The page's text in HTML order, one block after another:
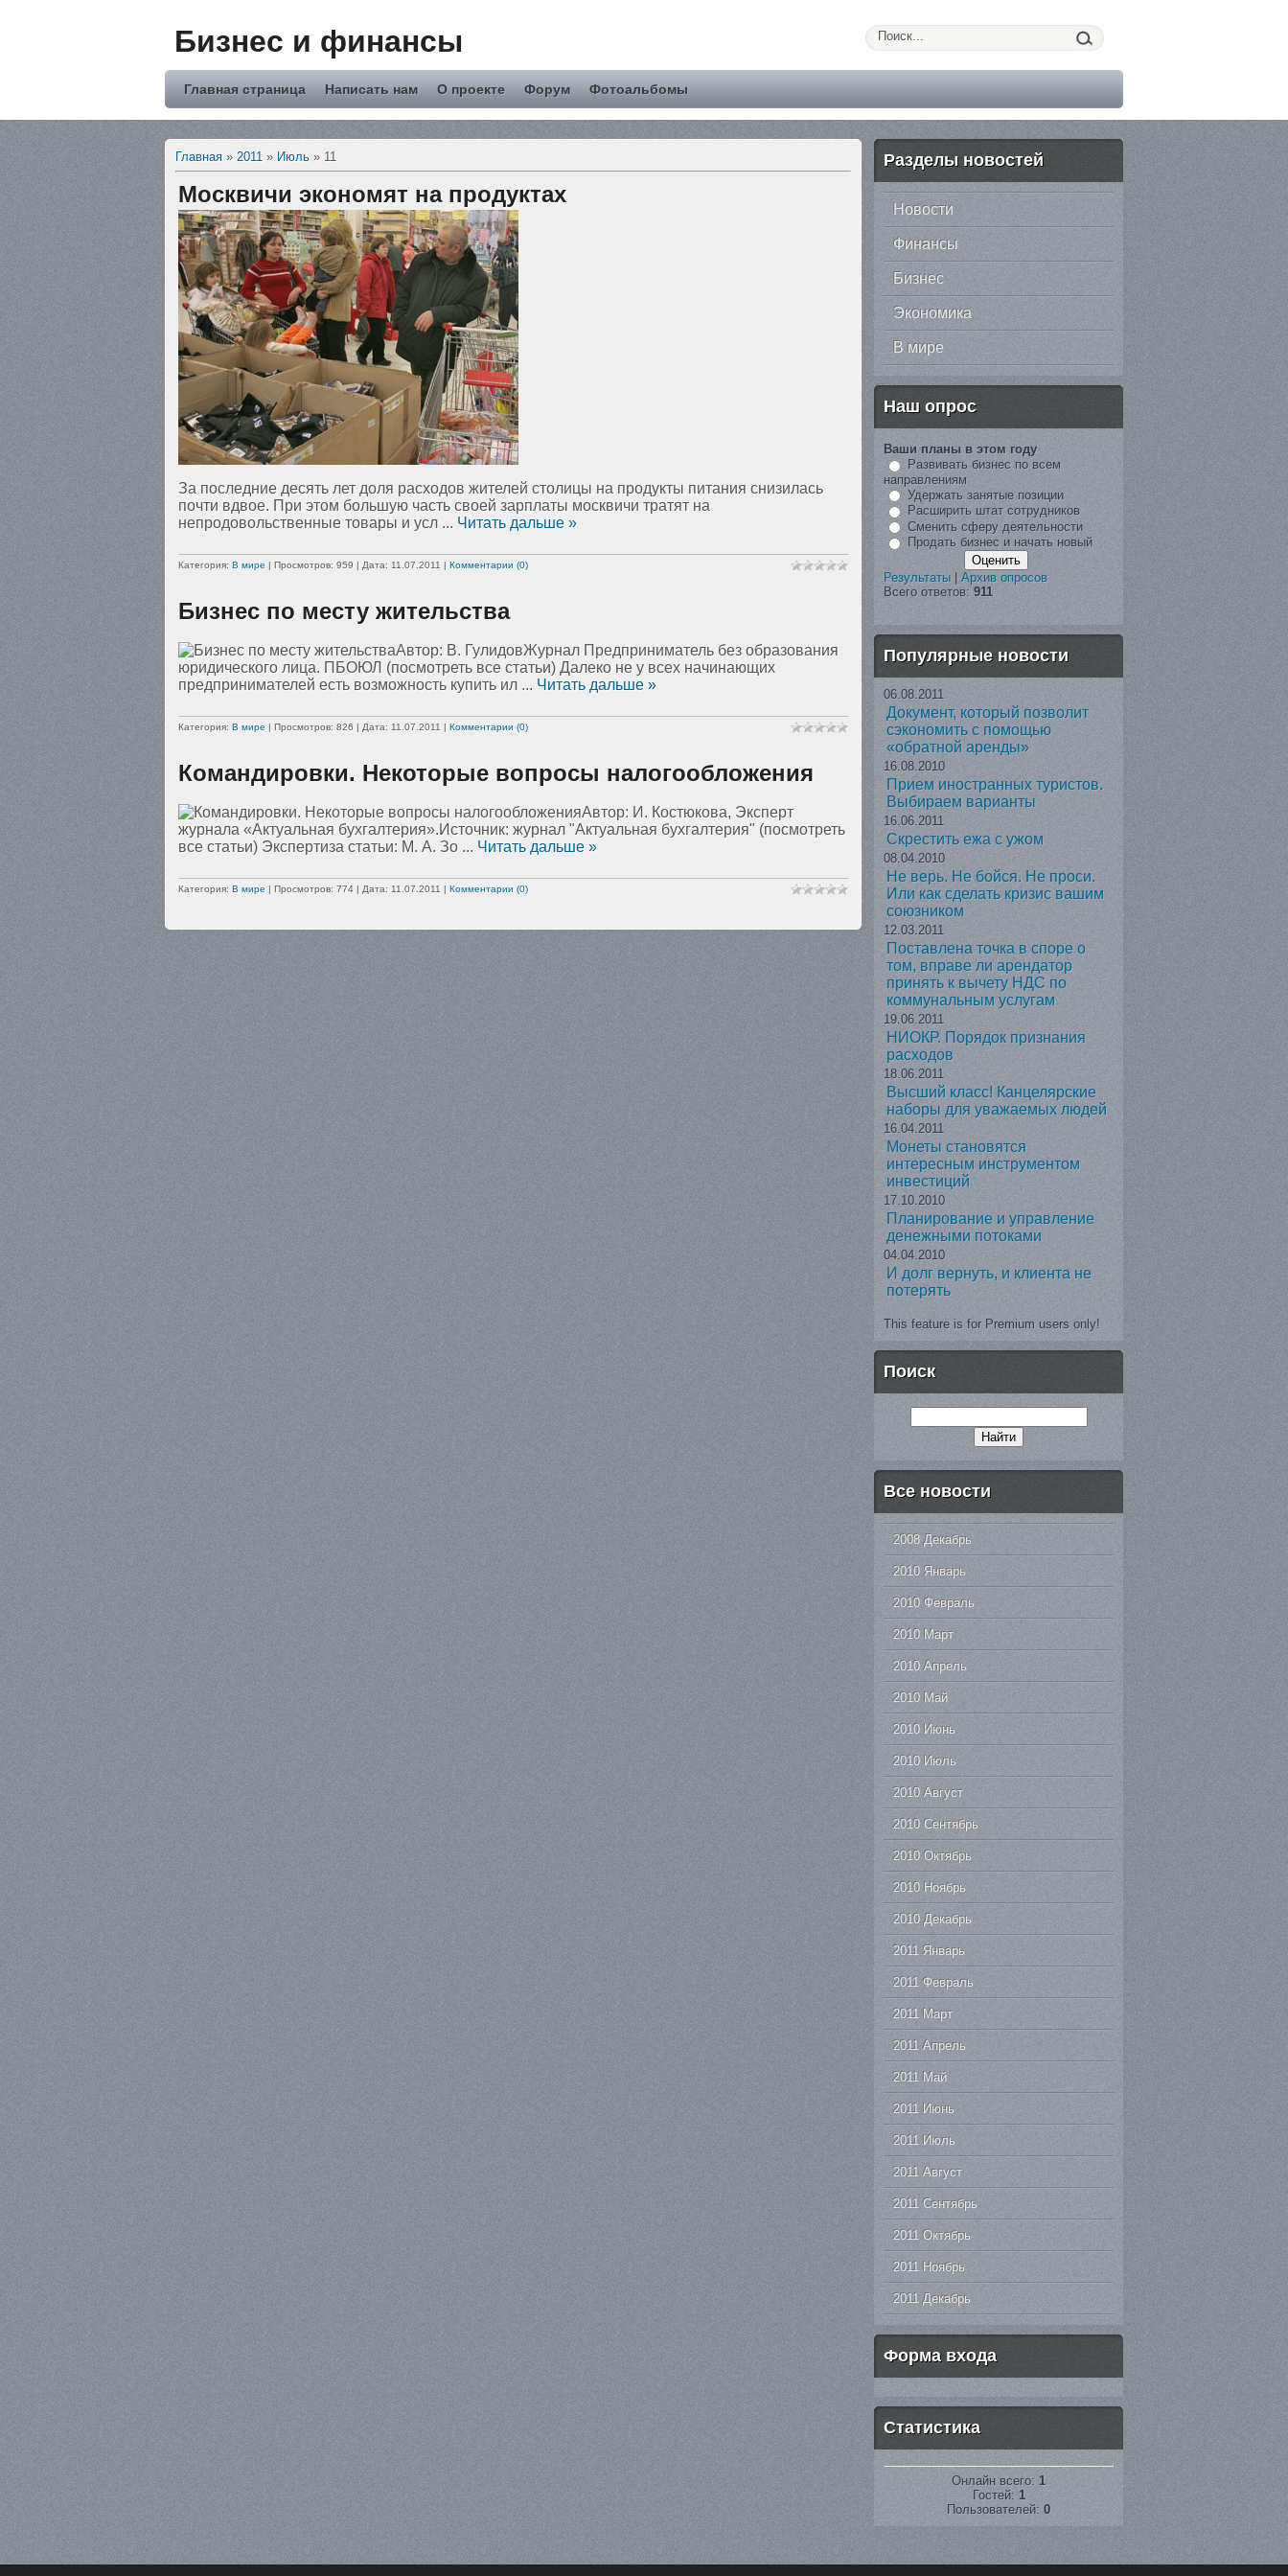
Бизнес и финансы
Главная страница Написать нам О проекте Форум Фотоальбомы
Главная » 2011 » Июль » 11
Москвичи экономят на продуктах
За последние десять лет доля расходов жителей столицы на продукты питания снизилась
почти вдвое. При этом большую часть своей зарплаты москвичи тратят на
непродовольственные товары и усл ... Читать дальше »
Категория: В мире | Просмотров: 959 | Дата: 11.07.2011 | Комментарии (0)
Бизнес по месту жительства
Автор: В. ГулидовЖурнал Предприниматель без образования
юридического лица. ПБОЮЛ (посмотреть все статьи) Далеко не у всех начинающих
предпринимателей есть возможность купить ил ... Читать дальше »
Категория: В мире | Просмотров: 826 | Дата: 11.07.2011 | Комментарии (0)
Командировки. Некоторые вопросы налогообложения
Автор: И. Костюкова, Эксперт
журнала «Актуальная бухгалтерия».Источник: журнал "Актуальная бухгалтерия" (посмотреть
все статьи) Экспертиза статьи: М. А. Зо ... Читать дальше »
Категория: В мире | Просмотров: 774 | Дата: 11.07.2011 | Комментарии (0)
Разделы новостей
Новости
Финансы
Бизнес
Экономика
В мире
Наш опрос
Ваши планы в этом году
Развивать бизнес по всем
направлениям
Удержать занятые позиции
Расширить штат сотрудников
Сменить сферу деятельности
Продать бизнес и начать новый
Результаты
Архив опросов
Всего ответов: 911
Популярные новости
06.08.2011
Документ, который позволит
сэкономить с помощью
«обратной аренды»
16.08.2010
Прием иностранных туристов.
Выбираем варианты
16.06.2011
Скрестить ежа с ужом
08.04.2010
Не верь. Не бойся. Не проси.
Или как сделать кризис вашим
союзником
12.03.2011
Поставлена точка в споре о
том, вправе ли арендатор
принять к вычету НДС по
коммунальным услугам
19.06.2011
НИОКР. Порядок признания
расходов
18.06.2011
Высший класс! Канцелярские
наборы для уважаемых людей
16.04.2011
Монеты становятся
интересным инструментом
инвестиций
17.10.2010
Планирование и управление
денежными потоками
04.04.2010
И долг вернуть, и клиента не
потерять
This feature is for Premium users only!
Поиск
Все новости
2008 Декабрь
2010 Январь
2010 Февраль
2010 Март
2010 Апрель
2010 Май
2010 Июнь
2010 Июль
2010 Август
2010 Сентябрь
2010 Октябрь
2010 Ноябрь
2010 Декабрь
2011 Январь
2011 Февраль
2011 Март
2011 Апрель
2011 Май
2011 Июнь
2011 Июль
2011 Август
2011 Сентябрь
2011 Октябрь
2011 Ноябрь
2011 Декабрь
Форма входа
Статистика
Онлайн всего: 1
Гостей: 1
Пользователей: 0